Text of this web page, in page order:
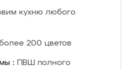
кухню любого
200 цветов
:
ПВШ полного